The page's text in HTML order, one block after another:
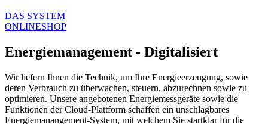
DAS SYSTEM
ONLINESHOP
Energiemanagement - Digitalisiert
Wir liefern Ihnen die Technik, um Ihre Energieerzeugung, sowie
deren Verbrauch zu überwachen, steuern, abzurechnen sowie zu
optimieren. Unsere angebotenen Energiemessgeräte sowie die
Funktionen der Cloud-Plattform schaffen ein unschlagbares
Energiemanangement-System, mit welchem Sie startklar für die